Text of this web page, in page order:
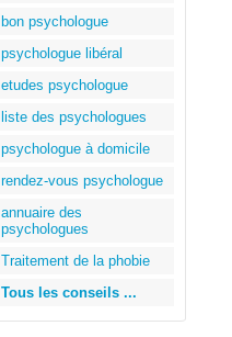
bon psychologue
psychologue libéral
etudes psychologue
liste des psychologues
psychologue à domicile
rendez-vous psychologue
annuaire des
psychologues
Traitement de la phobie
Tous les conseils ...